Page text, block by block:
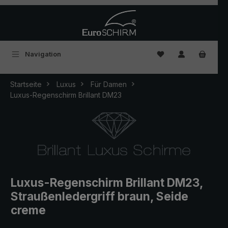
Navigation Du hast 0
Startseite Luxus
Für Damen
Luxus-Regenschirm Brillant DM23
Luxus-Regenschirm Brillant DM23,
Straußenledergriff braun, Seide
creme